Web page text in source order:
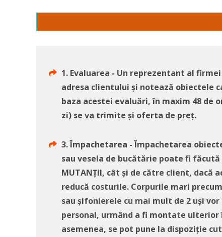
1. Evaluarea - Un reprezentant al
adresa clientului și notează obiectele
baza acestei evaluări, în maxim 48 de
zi) se va trimite și oferta de preț.
3. Împachetarea - Împachetarea
sau vesela de bucătărie poate fi
MUTANȚII, cât și de către client, dacă
reducă costurile. Corpurile mari
sau șifonierele cu mai mult de 2 uși
personal, urmând a fi montate ulterior
asemenea, se pot pune la dispoziție